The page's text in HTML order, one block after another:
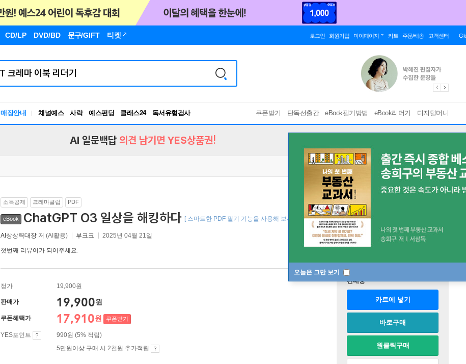
CD/LP DVD/BD 문구/GIFT 티켓 로그인 회원가입 마이페이지 카트 주문/배송 고객센터
매장안내 채널예스 사락 예스펀딩 클래스24
RBTI Lab
독서유형검사
쿠폰받기 단독선출간 eBook필기방법 eBook리더기 디지털머니
오늘은 그만 보기
AI 일문백답 의견 남기면 YES상품권!
소득공제 크레마클럽 PDF
eBook ChatGPT O3 일상을 해킹하다 [ 스마트한 PDF 필기 기능을 사용해 보세요! ]
AI상상력대장 저 (AI활용) 부크크 2025년 04월 21일
첫번째 리뷰어가 되어주세요.
정가 19,900원
판매가 19,900원
쿠폰혜택가 17,910원 쿠폰받기
YES포인트
990원 (5% 적립)
5만원이상 구매 시 2천원 추가적립
판매중
카트에 넣기
바로구매
원클릭구매